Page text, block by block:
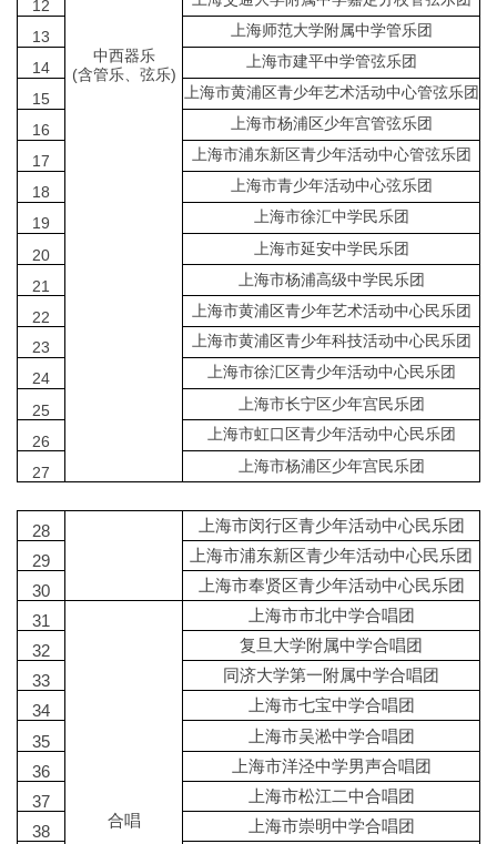
中西器乐
(含管乐、弦乐)
12
13 上海师范大学附属中学管乐团
14 上海市建平中学管弦乐团
15 上海市黄浦区青少年艺术活动中心管弦乐团
16 上海市杨浦区少年宫管弦乐团
17 上海市浦东新区青少年活动中心管弦乐团
18 上海市青少年活动中心弦乐团
19 上海市徐汇中学民乐团
20 上海市延安中学民乐团
21 上海市杨浦高级中学民乐团
22 上海市黄浦区青少年艺术活动中心民乐团
23 上海市黄浦区青少年科技活动中心民乐团
24 上海市徐汇区青少年活动中心民乐团
25 上海市长宁区少年宫民乐团
26 上海市虹口区青少年活动中心民乐团
27 上海市杨浦区少年宫民乐团
28
上海市闵行区青少年活动中心民乐团
29
上海市浦东新区青少年活动中心民乐团
30
上海市奉贤区青少年活动中心民乐团
31
合唱
上海市市北中学合唱团
32
复旦大学附属中学合唱团
33
同济大学第一附属中学合唱团
34
上海市七宝中学合唱团
35
上海市吴淞中学合唱团
36
上海市洋泾中学男声合唱团
37
上海市松江二中合唱团
38
上海市崇明中学合唱团